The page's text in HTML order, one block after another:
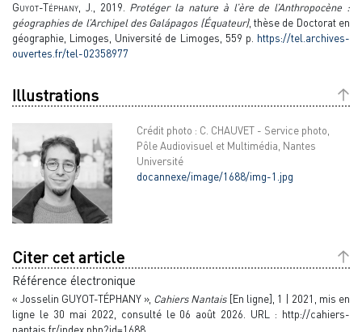
Guyot-Téphany, J. , 2019. Protéger la nature à l’ère de l’Anthropocène :
géographies de l’Archipel des Galápagos (Équateur), thèse de Doctorat en
géographie, Limoges, Université de Limoges, 559 p. https://tel.archives-
ouvertes.fr/tel-02358977
Illustrations
Crédit photo : C. CHAUVET - Service photo,
Pôle Audiovisuel et Multimédia, Nantes
Université
docannexe/image/1688/img-1.jpg
Citer cet article
Référence électronique
« Josselin GUYOT-TÉPHANY », Cahiers Nantais[En ligne], 1 | 2021, mis en
ligne le 30 mai 2022, consulté le 06 août 2026. URL : http://cahiers-